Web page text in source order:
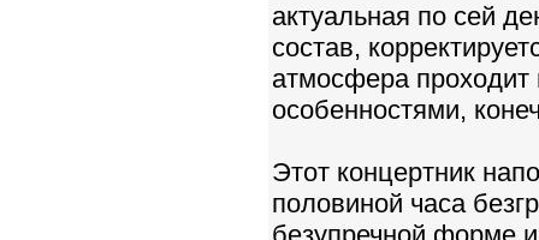
актуальная по сей
состав,
атмосфера проходит
особенностями,
Этот концертник
половиной часа